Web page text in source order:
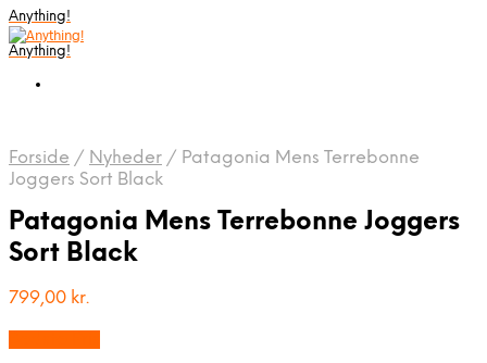
Anything!
Anything!
Forside / Nyheder / Patagonia Mens Terrebonne
Joggers Sort Black
Patagonia Mens Terrebonne Joggers
Sort Black
799,00 kr.